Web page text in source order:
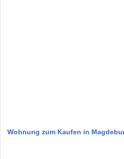
Wohnung zum Kaufen in